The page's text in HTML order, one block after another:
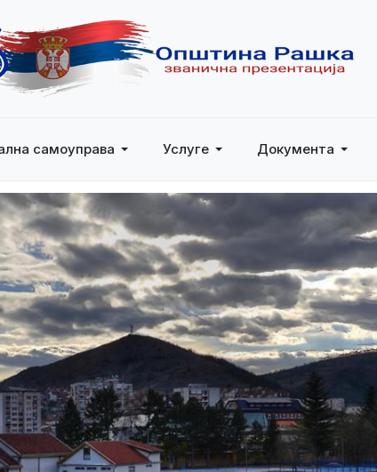
самоуправа Услуге Документа